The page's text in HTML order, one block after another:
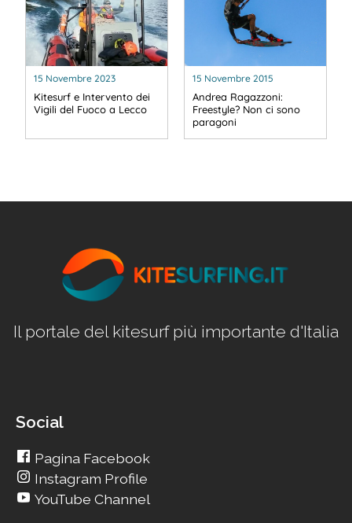
15 Novembre 2023
Kitesurf e Intervento dei
Vigili del Fuoco a Lecco
15 Novembre 2015
Andrea Ragazzoni:
Freestyle? Non ci sono
paragoni
Il portale del kitesurf più importante d'Italia
Social
Pagina Facebook
Instagram Profile
YouTube Channel